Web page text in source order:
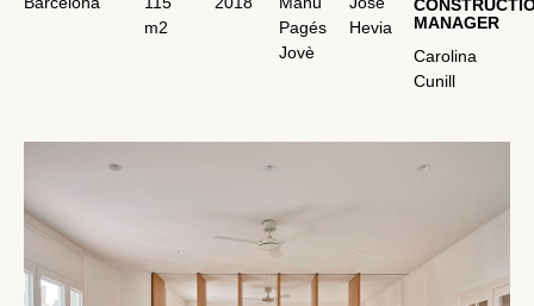
m2
Pagés
Jovè
MANAGER
Carolina
Cunill
Hevia